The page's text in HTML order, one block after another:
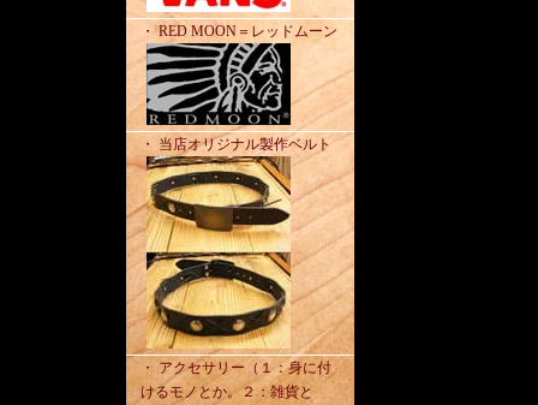
・ RED MOON＝レッドムーン
・ 当店オリジナル製作ベルト
・ アクセサリー（１：身に付
けるモノとか。２：雑貨と